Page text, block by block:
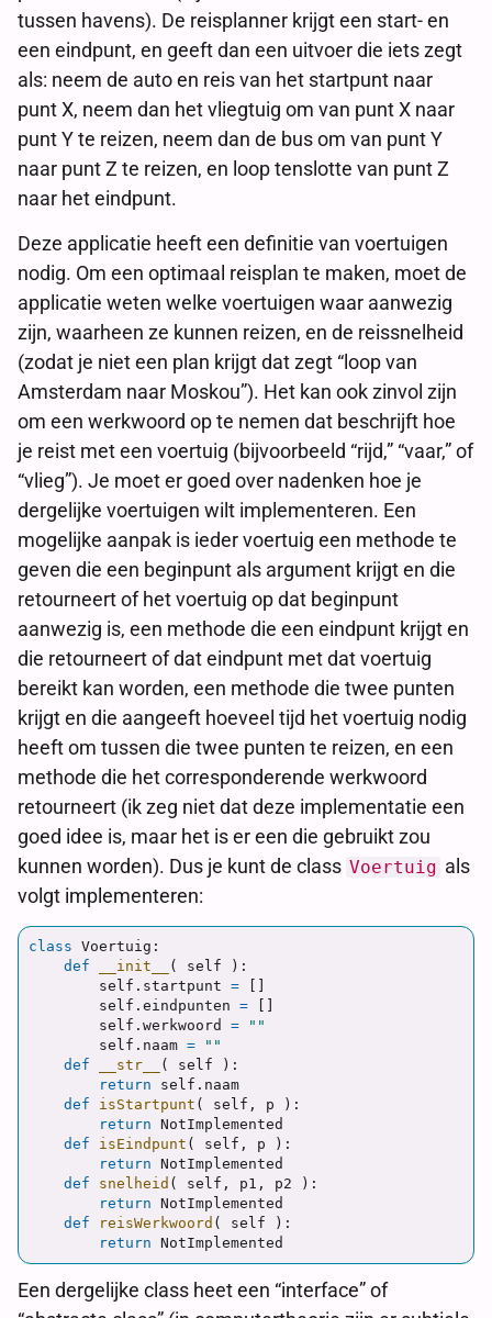
tussen havens). De reisplanner krijgt een start- en
een eindpunt, en geeft dan een uitvoer die iets zegt
als: neem de auto en reis van het startpunt naar
punt X, neem dan het vliegtuig om van punt X naar
punt Y te reizen, neem dan de bus om van punt Y
naar punt Z te reizen, en loop tenslotte van punt Z
naar het eindpunt.
Deze applicatie heeft een definitie van voertuigen
nodig. Om een optimaal reisplan te maken, moet de
applicatie weten welke voertuigen waar aanwezig
zijn, waarheen ze kunnen reizen, en de reissnelheid
(zodat je niet een plan krijgt dat zegt “loop van
Amsterdam naar Moskou”). Het kan ook zinvol zijn
om een werkwoord op te nemen dat beschrijft hoe
je reist met een voertuig (bijvoorbeeld “rijd,” “vaar,” of
“vlieg”). Je moet er goed over nadenken hoe je
dergelijke voertuigen wilt implementeren. Een
mogelijke aanpak is ieder voertuig een methode te
geven die een beginpunt als argument krijgt en die
retourneert of het voertuig op dat beginpunt
aanwezig is, een methode die een eindpunt krijgt en
die retourneert of dat eindpunt met dat voertuig
bereikt kan worden, een methode die twee punten
krijgt en die aangeeft hoeveel tijd het voertuig nodig
heeft om tussen die twee punten te reizen, en een
methode die het corresponderende werkwoord
retourneert (ik zeg niet dat deze implementatie een
goed idee is, maar het is er een die gebruikt zou
kunnen worden). Dus je kunt de class Voertuig als
volgt implementeren:
class Voertuig :
def
__init__ ( self
):
self . startpunt =
self . eindpunten =
self . werkwoord =
""
self . naam =
""
def
__str__ ( self
):
return
self . naam
def
isStartpunt ( self , p
):
return NotImplemented
def
isEindpunt ( self , p
):
return NotImplemented
def
snelheid ( self , p1 , p2
):
return NotImplemented
def
reisWerkwoord ( self
):
return NotImplemented
Een dergelijke class heet een “interface” of